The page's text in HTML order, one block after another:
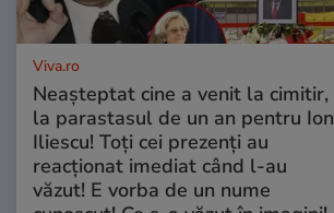
Viva.ro
Neașteptat cine a venit la cimitir,
la parastasul de un an pentru Ion
Iliescu! Toți cei prezenți au
reacționat imediat când l-au
văzut! E vorba de un nume